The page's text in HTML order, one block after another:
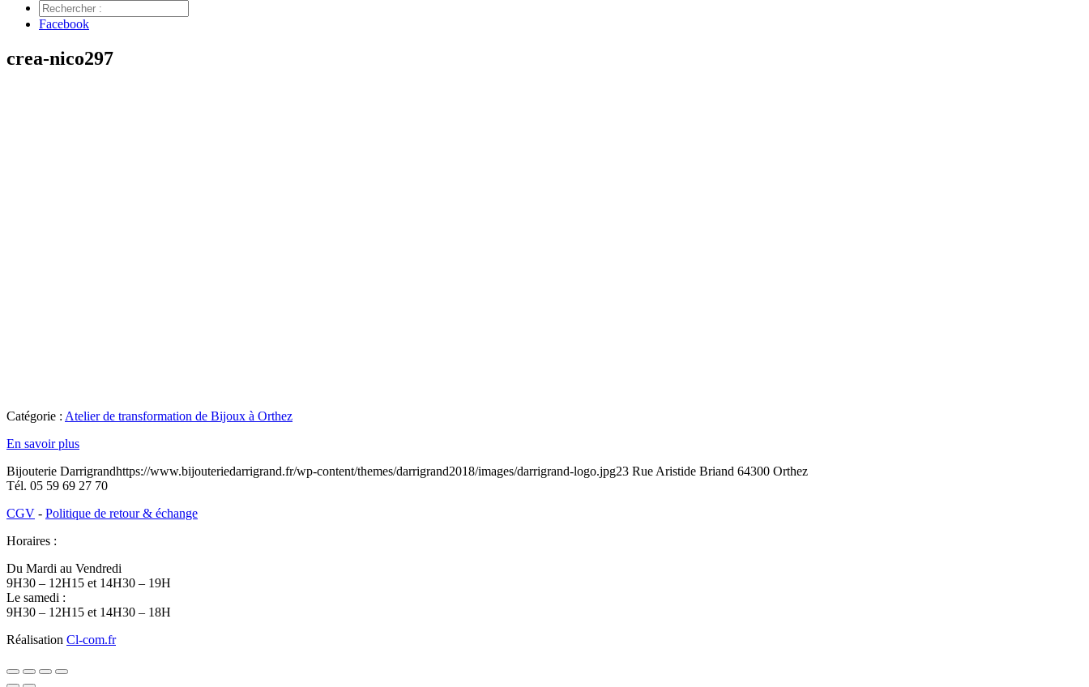
Facebook
crea-nico297
Catégorie : Atelier de transformation de Bijoux à Orthez
En savoir plus
Bijouterie Darrigrandhttps://www.bijouteriedarrigrand.fr/wp-content/themes/darrigrand2018/images/darrigrand-logo.jpg23 Rue Aristide Briand 64300 Orthez
Tél. 05 59 69 27 70
CGV - Politique de retour & échange
Horaires :
Du Mardi au Vendredi
9H30 – 12H15 et 14H30 – 19H
Le samedi :
9H30 – 12H15 et 14H30 – 18H
Réalisation Cl-com.fr